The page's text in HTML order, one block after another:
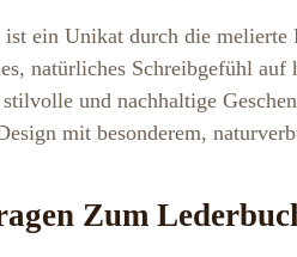
ist ein Unikat durch die melierte
natürliches Schreibgefühl auf
und nachhaltige
mit besonderem,
Zum